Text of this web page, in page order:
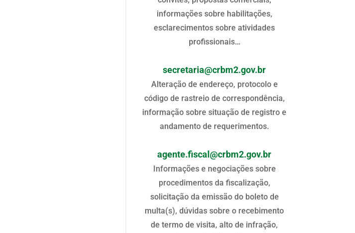
informações sobre habilitações,
esclarecimentos sobre atividades
profissionais…
secretaria@crbm2.gov.br
Alteração de endereço, protocolo e
código de rastreio de correspondência,
informação sobre situação de registro e
andamento de requerimentos.
agente.fiscal@crbm2.gov.br
Informações e negociações sobre
procedimentos da fiscalização,
solicitação da emissão do boleto de
multa(s), dúvidas sobre o recebimento
de termo de visita, alto de infração,